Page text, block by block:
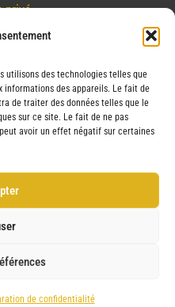
utilisons des technologies telles que
informations des appareils. Le fait de
de traiter des données telles que le
sur ce site. Le fait de ne pas
avoir un effet négatif sur certaines
de confidentialité
privé
de vente
(UE)
| Powered by CRAZY BIKER